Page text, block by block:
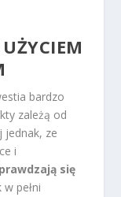
bardzo
zależą od
jednak, ze
i
się
pełni